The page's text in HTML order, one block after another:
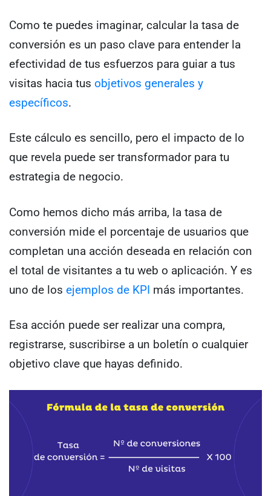
Como te puedes imaginar, calcular la tasa de
conversión es un paso clave para entender la
efectividad de tus esfuerzos para guiar a tus
visitas hacia tus objetivos generales y
específicos.
Este cálculo es sencillo, pero el impacto de lo
que revela puede ser transformador para tu
estrategia de negocio.
Como hemos dicho más arriba, la tasa de
conversión mide el porcentaje de usuarios que
completan una acción deseada en relación con
el total de visitantes a tu web o aplicación. Y es
uno de los ejemplos de KPI más importantes.
Esa acción puede ser realizar una compra,
registrarse, suscribirse a un boletín o cualquier
objetivo clave que hayas definido.